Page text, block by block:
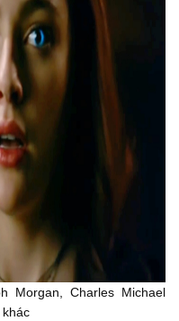
gonna choose.
Morgan, Charles Michael
khác